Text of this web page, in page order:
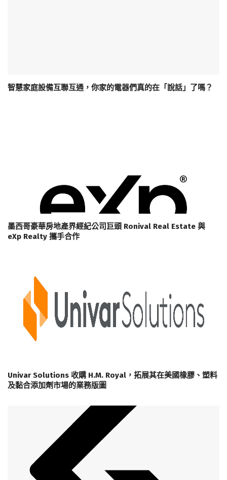
智慧家庭設備互聯互通，你家的電器們真的在「說話」了嗎？
墨西哥豪華房地產界經紀公司巨頭 Ronival Real Estate 與
eXp Realty 攜手合作
Univar Solutions 收購 H.M. Royal，拓展其在美國橡膠、塑料
及黏合添加劑市場的業務版圖